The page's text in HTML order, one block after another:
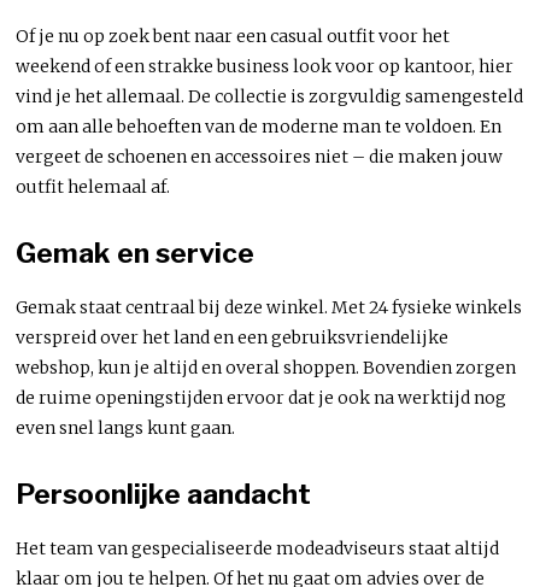
Of je nu op zoek bent naar een casual outfit voor het
weekend of een strakke business look voor op kantoor, hier
vind je het allemaal. De collectie is zorgvuldig samengesteld
om aan alle behoeften van de moderne man te voldoen. En
vergeet de schoenen en accessoires niet – die maken jouw
outfit helemaal af.
Gemak en service
Gemak staat centraal bij deze winkel. Met 24 fysieke winkels
verspreid over het land en een gebruiksvriendelijke
webshop, kun je altijd en overal shoppen. Bovendien zorgen
de ruime openingstijden ervoor dat je ook na werktijd nog
even snel langs kunt gaan.
Persoonlijke aandacht
Het team van gespecialiseerde modeadviseurs staat altijd
klaar om jou te helpen. Of het nu gaat om advies over de